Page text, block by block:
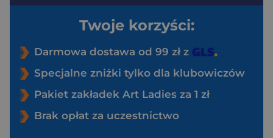
Twoje korzyści:
Darmowa dostawa od 99 zł z
Specjalne zniżki tylko dla klubowiczów
Pakiet zakładek Art Ladies za 1 zł
Brak opłat za uczestnictwo